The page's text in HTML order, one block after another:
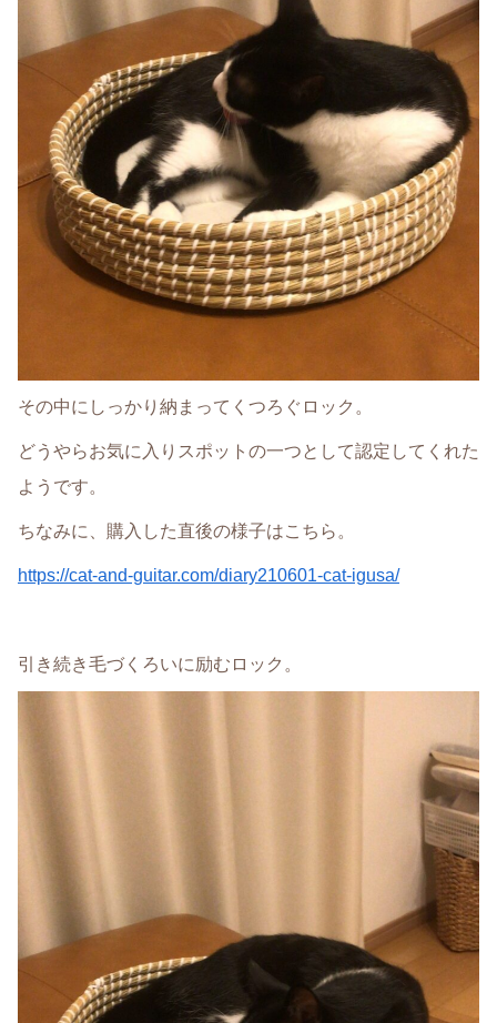
その中にしっかり納まってくつろぐロック。
どうやらお気に入りスポットの一つとして認定してくれた
ようです。
ちなみに、購入した直後の様子はこちら。
https://cat-and-guitar.com/diary210601-cat-igusa/
引き続き毛づくろいに励むロック。